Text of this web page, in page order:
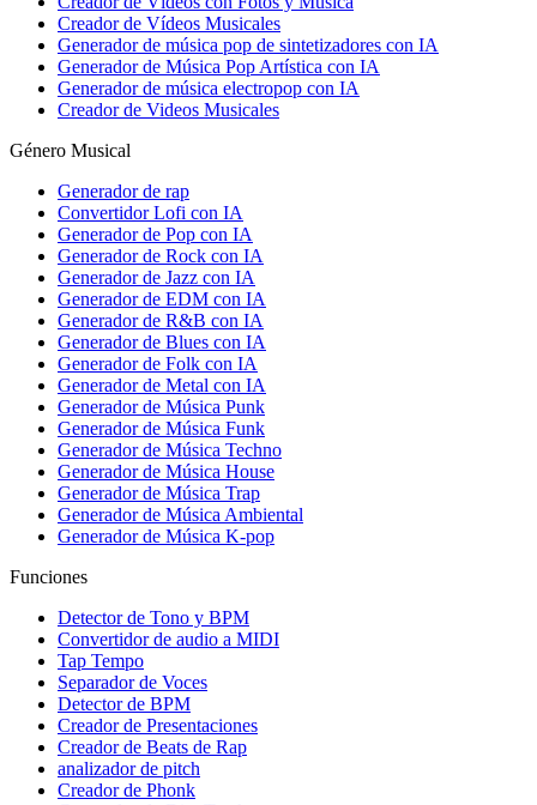
Creador de Vídeos Musicales
Generador de música pop de sintetizadores con IA
Generador de Música Pop Artística con IA
Generador de música electropop con IA
Creador de Videos Musicales
Género Musical
Generador de rap
Convertidor Lofi con IA
Generador de Pop con IA
Generador de Rock con IA
Generador de Jazz con IA
Generador de EDM con IA
Generador de R&B con IA
Generador de Blues con IA
Generador de Folk con IA
Generador de Metal con IA
Generador de Música Punk
Generador de Música Funk
Generador de Música Techno
Generador de Música House
Generador de Música Trap
Generador de Música Ambiental
Generador de Música K-pop
Funciones
Detector de Tono y BPM
Convertidor de audio a MIDI
Tap Tempo
Separador de Voces
Detector de BPM
Creador de Presentaciones
Creador de Beats de Rap
analizador de pitch
Creador de Phonk